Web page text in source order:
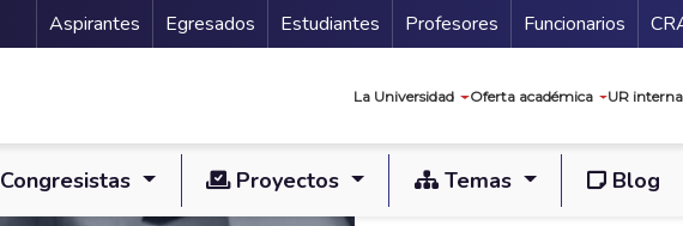
Menu Secundario
Aspirantes Egresados Estudiantes Profesores Funcionarios
La Universidad Oferta académica UR
Congresistas Proyectos Temas Blog
PL S 87/14 C 182/